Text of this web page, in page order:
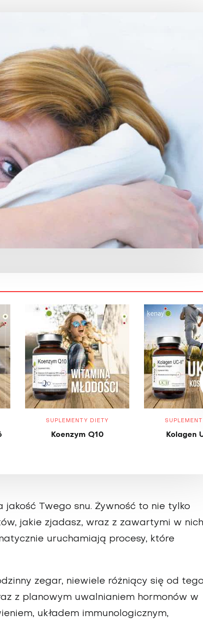
SUPLEMENTY DIETY
Koenzym Q10 Kolagen
jakość Twego snu. Żywność to nie tylko
jakie zjadasz, wraz z zawartymi w nich
uruchamiają procesy, które
zegar, niewiele różniący się od
z planowym uwalnianiem hormonów w
układem immunologicznym,